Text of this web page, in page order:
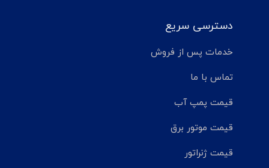
دسترسی سریع
خدمات پس از فروش
تماس با ما
قیمت پمپ آب
قیمت موتور برق
قیمت ژنراتور